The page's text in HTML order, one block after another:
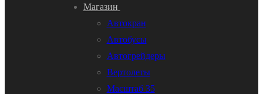
Магазин
Автокран
Автобусы
Автогрейдеры
Вертолеты
Масштаб 35